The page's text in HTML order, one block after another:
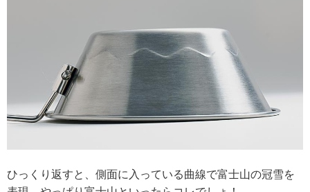
ひっくり返すと、側面に入っている曲線で富士山の冠雪を